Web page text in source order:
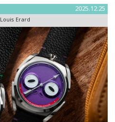
2025.12.25
Louis Erard